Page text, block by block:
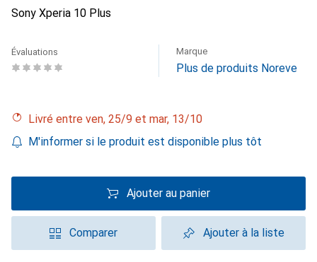
Sony Xperia 10 Plus
Évaluations Marque
Plus de produits Noreve
Livré entre ven, 25/9 et mar, 13/10
M'informer si le produit est disponible plus tôt
Ajouter au panier
Comparer Ajouter à la liste